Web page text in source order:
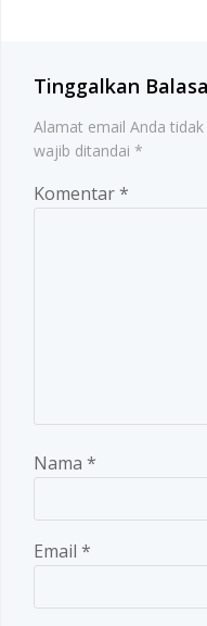
Tinggalkan
Alamat email Anda
wajib ditandai *
Komentar*
Nama *
Email *